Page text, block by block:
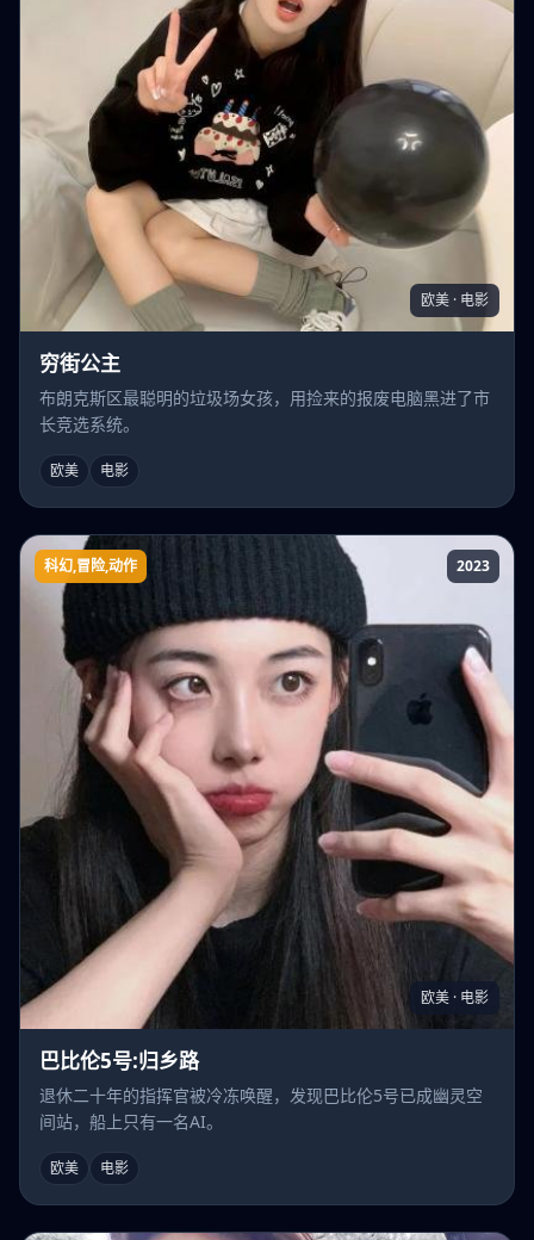
欧美 · 电影
穷街公主
布朗克斯区最聪明的垃圾场女孩，用捡来的报废电脑黑进了市
长竞选系统。
欧美 电影
巴比伦5号:归乡路
科幻,冒险,动作 2023
欧美 · 电影
巴比伦5号:归乡路
退休二十年的指挥官被冷冻唤醒，发现巴比伦5号已成幽灵空
间站，船上只有一名AI。
欧美 电影